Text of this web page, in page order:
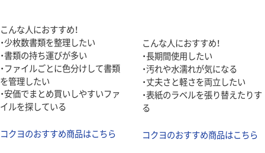
こんな人におすすめ！
・少枚数書類を整理したい
・書類の持ち運びが多い
・ファイルごとに色分けして書類
を管理したい
・安価でまとめ買いしやすいファ
イルを探している
コクヨのおすすめ商品はこちら
こんな人におすすめ！
・長期間使用したい
・汚れや水濡れが気になる
・丈夫さと軽さを両立したい
・表紙のラベルを張り替えたりす
る
コクヨのおすすめ商品はこちら